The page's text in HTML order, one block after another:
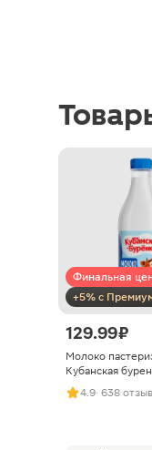
Финальная
+5% с
129.99 ₽
Молоко
Кубанская
4.9· 638